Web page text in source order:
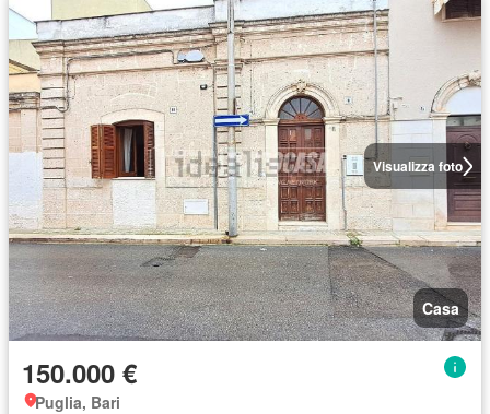
Visualizza foto
Casa
150.000 €
Puglia, Bari